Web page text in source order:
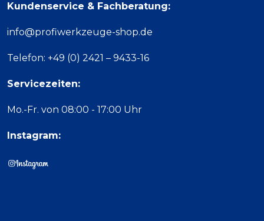
Kundenservice & Fachberatung:
info@profiwerkzeuge-shop.de
Telefon: +49 (0) 2421 – 9433-16
Servicezeiten:
Mo.-Fr. von 08:00 - 17:00 Uhr
Instagram: